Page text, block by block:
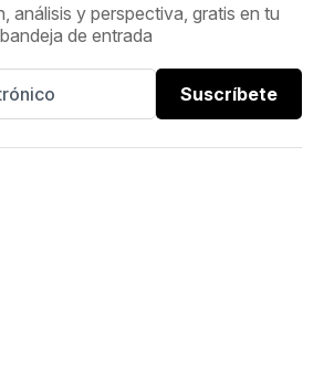
análisis y perspectiva, gratis en tu
bandeja de entrada
Suscríbete